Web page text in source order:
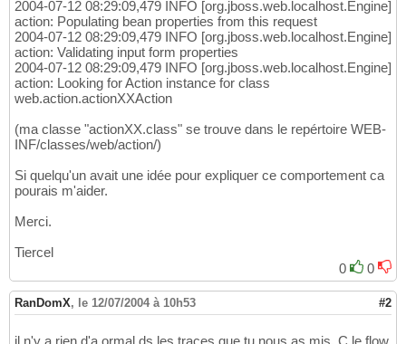
2004-07-12 08:29:09,479 INFO [org.jboss.web.localhost.Engine]
action: Populating bean properties from this request
2004-07-12 08:29:09,479 INFO [org.jboss.web.localhost.Engine]
action: Validating input form properties
2004-07-12 08:29:09,479 INFO [org.jboss.web.localhost.Engine]
action: Looking for Action instance for class
web.action.actionXXAction
(ma classe "actionXX.class" se trouve dans le repértoire WEB-
INF/classes/web/action/)
Si quelqu'un avait une idée pour expliquer ce comportement ca
pourais m'aider.
Merci.
Tiercel
0
0
RanDomX, le 12/07/2004 à 10h53 #2